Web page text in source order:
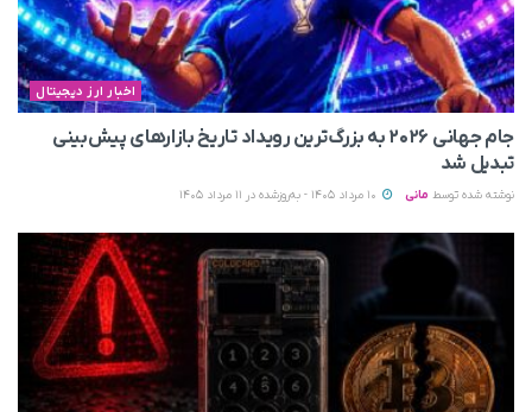
اخبار ارز دیجیتال
جام جهانی ۲۰۲۶ به بزرگ‌ترین رویداد تاریخ بازارهای پیش‌بینی
تبدیل شد
نوشته شده توسط مانی